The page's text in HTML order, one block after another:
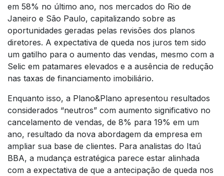
em 58% no último ano, nos mercados do Rio de
Janeiro e São Paulo, capitalizando sobre as
oportunidades geradas pelas revisões dos planos
diretores. A expectativa de queda nos juros tem sido
um gatilho para o aumento das vendas, mesmo com a
Selic em patamares elevados e a ausência de redução
nas taxas de financiamento imobiliário.
Enquanto isso, a Plano&Plano apresentou resultados
considerados “neutros” com aumento significativo no
cancelamento de vendas, de 8% para 19% em um
ano, resultado da nova abordagem da empresa em
ampliar sua base de clientes. Para analistas do Itaú
BBA, a mudança estratégica parece estar alinhada
com a expectativa de que a antecipação de queda nos